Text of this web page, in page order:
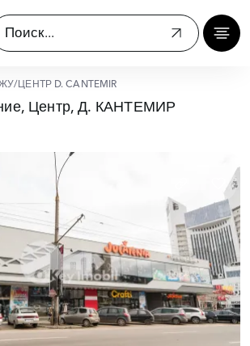
/ ЦЕНТР D. CANTEMIR
Центр, Д. КАНТЕМИР